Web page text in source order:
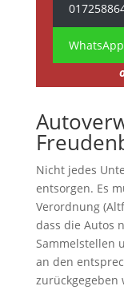
Nicht jedes
entsorgen. Es
Verordnung
dass die Autos
Sammelstellen
an den
zurückgegeben